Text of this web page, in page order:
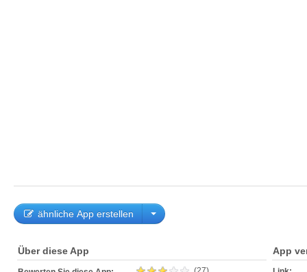
ähnliche App erstellen
Über diese App App